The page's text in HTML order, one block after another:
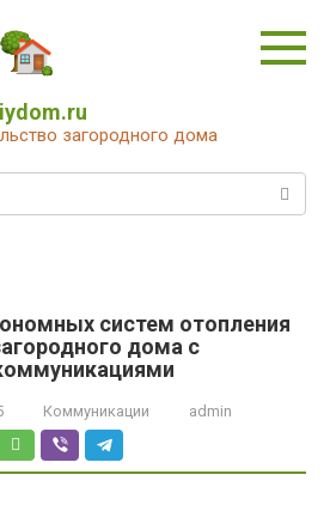
загородного дома
систем отопления
дома с
Коммуникации admin